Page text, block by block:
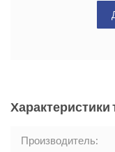
Характеристики
Производитель: